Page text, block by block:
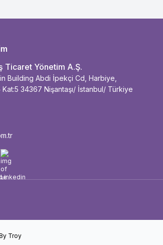
Ticaret Yönetim A.Ş.
Building Abdi İpekçi Cd, Harbiye,
Kat:5 34367 Nişantaşı/ İstanbul/ Türkiye
Linkedin